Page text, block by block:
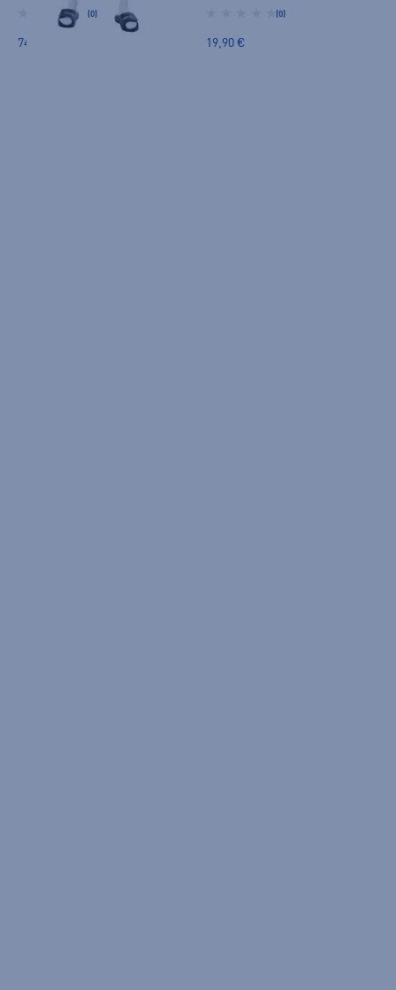
(0)
74,90 €
(0)
19,90 €